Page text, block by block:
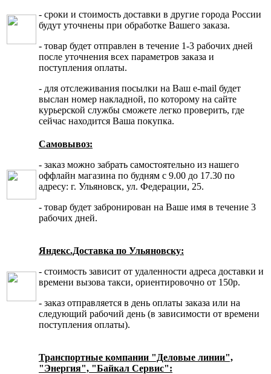
- сроки и стоимость доставки в другие города России
будут уточнены при обработке Вашего заказа.
- товар будет отправлен в течение 1-3 рабочих дней
после уточнения всех параметров заказа и
поступления оплаты.
- для отслеживания посылки на Ваш e-mail будет
выслан номер накладной, по которому на сайте
курьерской службы сможете легко проверить, где
сейчас находится Ваша покупка.
Самовывоз:
- заказ можно забрать самостоятельно из нашего
оффлайн магазина по будням с 9.00 до 17.30 по
адресу: г. Ульяновск, ул. Федерации, 25.
- товар будет забронирован на Ваше имя в течение 3
рабочих дней.
Яндекс.Доставка по Ульяновску:
- стоимость зависит от удаленности адреса доставки и
времени вызова такси, ориентировочно от 150р.
- заказ отправляется в день оплаты заказа или на
следующий рабочий день (в зависимости от времени
поступления оплаты).
Транспортные компании "Деловые линии",
"Энергия", "Байкал Сервис":